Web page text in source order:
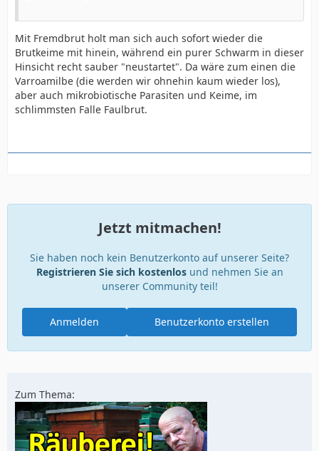
Mit Fremdbrut holt man sich auch sofort wieder die
Brutkeime mit hinein, während ein purer Schwarm in dieser
Hinsicht recht sauber "neustartet". Da wäre zum einen die
Varroamilbe (die werden wir ohnehin kaum wieder los),
aber auch mikrobiotische Parasiten und Keime, im
schlimmsten Falle Faulbrut.
Jetzt mitmachen!
Sie haben noch kein Benutzerkonto auf unserer Seite?
Registrieren Sie sich kostenlosund nehmen Sie an
unserer Community teil!
Benutzerkonto erstellen
Anmelden
Zum Thema: